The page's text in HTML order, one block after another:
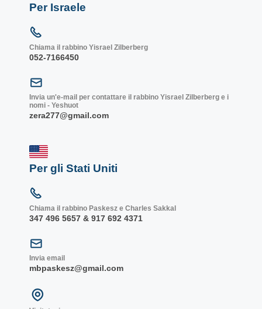
Per Israele
Chiama il rabbino Yisrael Zilberberg
052-7166450
Invia un'e-mail per contattare il rabbino Yisrael Zilberberg e i
nomi - Yeshuot
zera277@gmail.com
Per gli Stati Uniti
Chiama il rabbino Paskesz e Charles Sakkal
347 496 5657 & 917 692 4371
Invia email
mbpaskesz@gmail.com